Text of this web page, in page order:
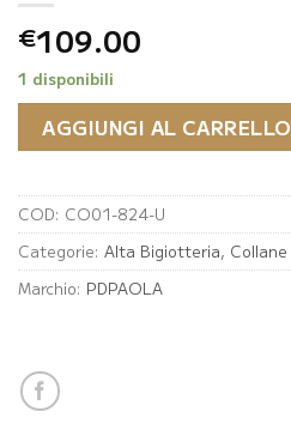
€109.00
1 disponibili
AGGIUNGI AL CARRELLO
COD: CO01-824-U
Categorie: Alta Bigiotteria, Collane
Marchio: PDPAOLA